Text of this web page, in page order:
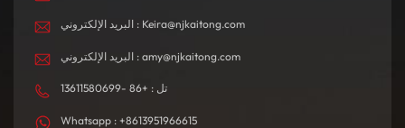
البريد الإلكتروني : Keira@njkaitong.com
البريد الإلكتروني : amy@njkaitong.com
تل : +86 -13611580699
Whatsapp : +8613951966615